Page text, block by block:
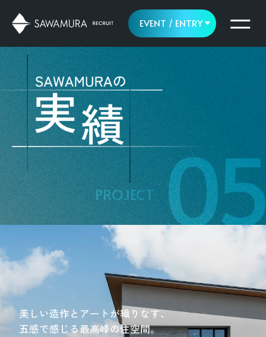
EVENT / ENTRY
美しい造作とアートが織りなす、
五感で感じる最高峰の住空間。
PROJECT 05